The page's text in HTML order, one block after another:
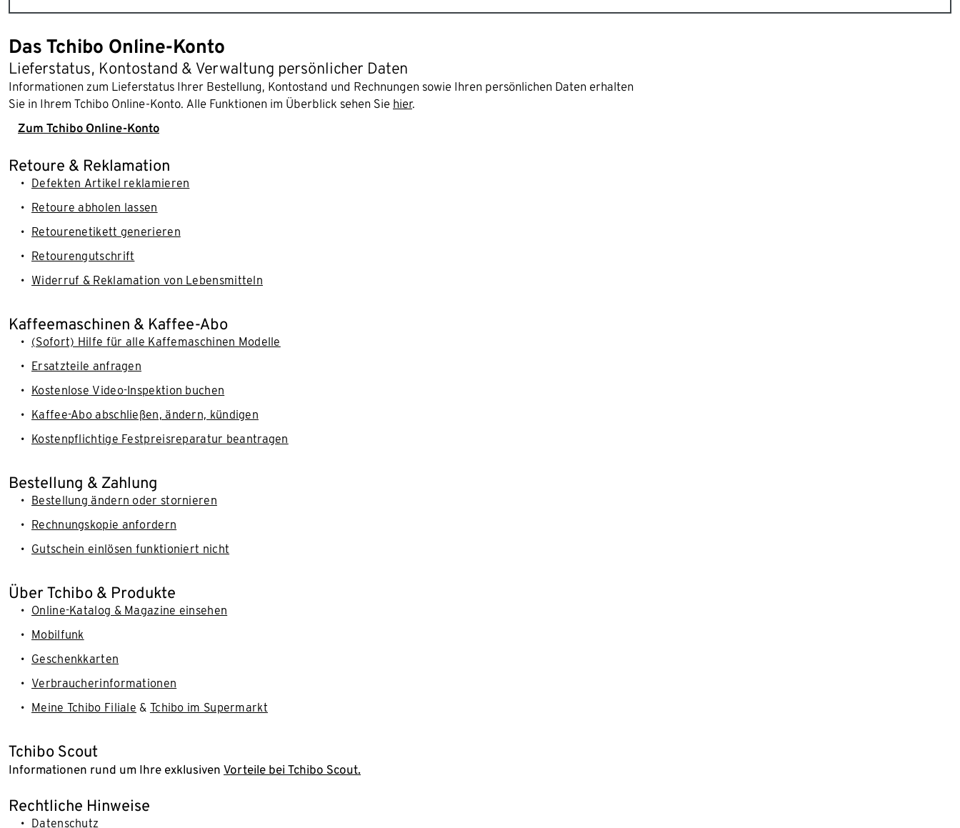
Das Tchibo Online-Konto
Lieferstatus, Kontostand & Verwaltung persönlicher Daten
Informationen zum Lieferstatus Ihrer Bestellung, Kontostand und Rechnungen sowie Ihren persönlichen Daten erhalten
Sie in Ihrem Tchibo Online-Konto. Alle Funktionen im Überblick sehen Sie hier.
Zum Tchibo Online-Konto
Retoure & Reklamation
Defekten Artikel reklamieren
Retoure abholen lassen
Retourenetikett generieren
Retourengutschrift
Widerruf & Reklamation von Lebensmitteln
Kaffeemaschinen & Kaffee-Abo
(Sofort) Hilfe für alle Kaffemaschinen Modelle
Ersatzteile anfragen
Kostenlose Video-Inspektion buchen
Kaffee-Abo abschließen, ändern, kündigen
Kostenpflichtige Festpreisreparatur beantragen
Bestellung & Zahlung
Bestellung ändern oder stornieren
Rechnungskopie anfordern
Gutschein einlösen funktioniert nicht
Über Tchibo & Produkte
Online-Katalog & Magazine einsehen
Mobilfunk
Geschenkkarten
Verbraucherinformationen
Meine Tchibo Filiale & Tchibo im Supermarkt
Tchibo Scout
Informationen rund um Ihre exklusiven Vorteile bei Tchibo Scout.
Rechtliche Hinweise
Datenschutz